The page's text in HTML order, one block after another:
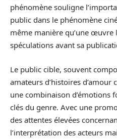
phénomène souligne
public dans le phénomène
même manière qu’une œuvre
spéculations avant sa
Le public cible, souvent
amateurs d’histoires
une combinaison d’émotions
clés du genre. Avec une
des attentes élevées
l’interprétation des acteurs